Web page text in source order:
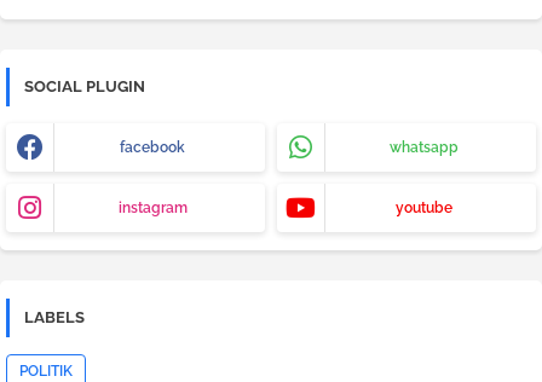
SOCIAL PLUGIN
facebook whatsapp
instagram youtube
LABELS
POLITIK